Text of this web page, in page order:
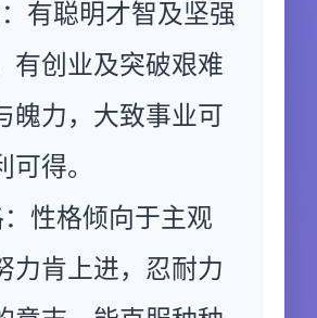
有聪明才智及坚强
有创业及突破艰难
魄力，大致事业可
得。
性格倾向于主观
力肯上进，忍耐力